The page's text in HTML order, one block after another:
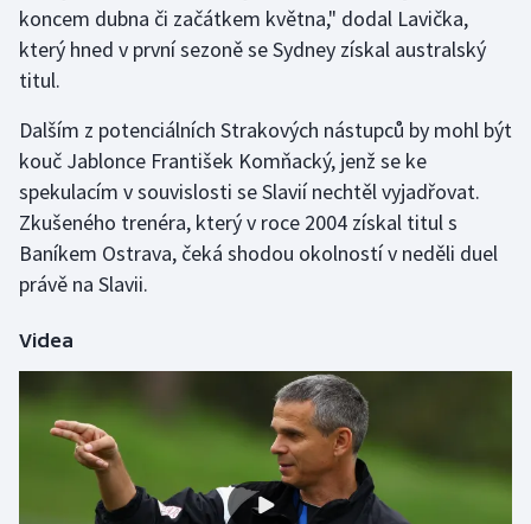
koncem dubna či začátkem května," dodal Lavička,
který hned v první sezoně se Sydney získal australský
titul.
Dalším z potenciálních Strakových nástupců by mohl být
kouč Jablonce František Komňacký, jenž se ke
spekulacím v souvislosti se Slavií nechtěl vyjadřovat.
Zkušeného trenéra, který v roce 2004 získal titul s
Baníkem Ostrava, čeká shodou okolností v neděli duel
právě na Slavii.
Videa